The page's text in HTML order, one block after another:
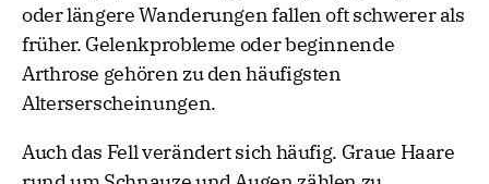
oder längere Wanderungen fallen oft schwerer als
früher. Gelenkprobleme oder beginnende
Arthrose gehören zu den häufigsten
Alterserscheinungen.
Auch das Fell verändert sich häufig. Graue Haare